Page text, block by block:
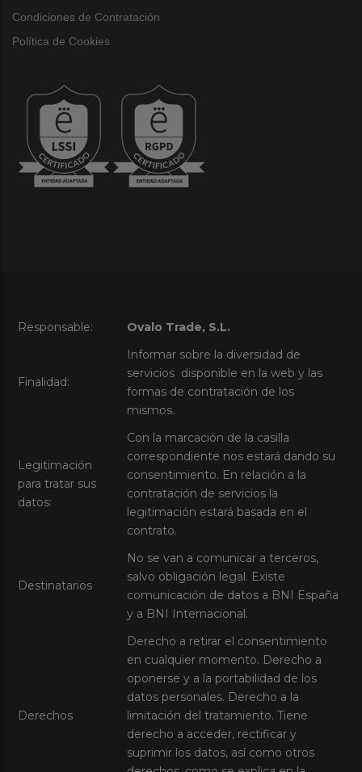
Condiciones de Contratación
Política de Cookies
Responsable: Ovalo Trade, S.L.
Finalidad:
Informar sobre la diversidad de
servicios disponible en la web y las
formas de contratación de los
mismos.
Legitimación
para tratar sus
datos:
Con la marcación de la casilla
correspondiente nos estará dando su
consentimiento. En relación a la
contratación de servicios la
legitimación estará basada en el
contrato.
Destinatarios
No se van a comunicar a terceros,
salvo obligación legal. Existe
comunicación de datos a BNI España
y a BNI Internacional.
Derechos
Derecho a retirar el consentimiento
en cualquier momento. Derecho a
oponerse y a la portabilidad de los
datos personales. Derecho a la
limitación del tratamiento. Tiene
derecho a acceder, rectificar y
suprimir los datos, así como otros